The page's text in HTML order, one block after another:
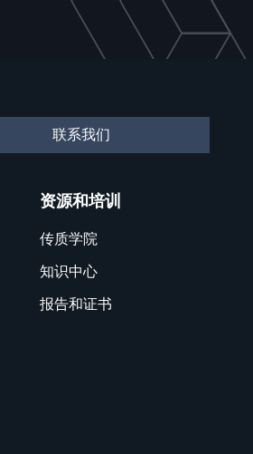
联系我们
资源和培训
传质学院
知识中心
报告和证书